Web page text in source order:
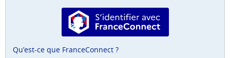
S’identifier avec FranceConnect
Qu’est-ce que FranceConnect ?